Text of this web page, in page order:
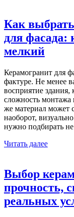
Как
для фасада:
мелкий
Керамогранит для
фактуре. Не менее
восприятие здания,
сложность монтажа
же материал может
наоборот,
нужно подбирать
Читать далее
Выбор
прочность,
реальных